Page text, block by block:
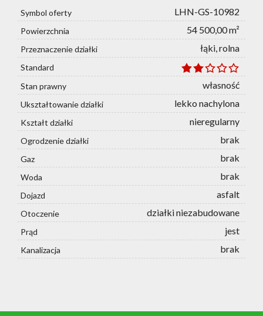
Symbol oferty LHN-GS-10982
Powierzchnia 54 500,00 m²
Przeznaczenie działki łąki, rolna
Standard
Stan prawny
własność
Ukształtowanie działki lekko nachylona
Kształt działki nieregularny
Ogrodzenie działki brak
Gaz brak
Woda brak
Dojazd asfalt
Otoczenie działki niezabudowane
Prąd jest
Kanalizacja brak